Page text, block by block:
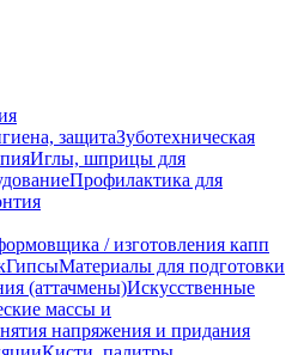
защитаЗуботехническая
Иглы, шприцы для
Профилактика для
/ изготовления капп
ГипсыМатериалы для подготовки
(аттачмены)Искусственные
массы и
напряжения и придания